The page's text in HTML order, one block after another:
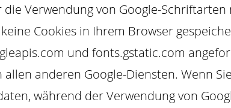
die Verwendung von Google-
Cookies in Ihrem Browser
und fonts.gstatic.com
anderen Google-Diensten. Wenn
während der Verwendung von